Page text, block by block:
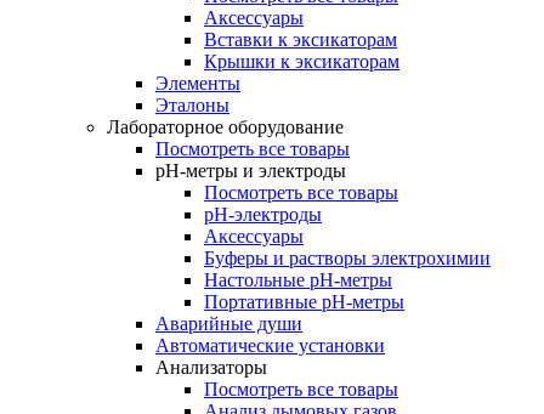
Аксессуары
Вставки к эксикаторам
Крышки к эксикаторам
Элементы
Эталоны
Лабораторное оборудование
Посмотреть все товары
pH-метры и электроды
Посмотреть все товары
pH-электроды
Аксессуары
Буферы и растворы электрохимии
Настольные рН-метры
Портативные рН-метры
Аварийные души
Автоматические установки
Анализаторы
Посмотреть все товары